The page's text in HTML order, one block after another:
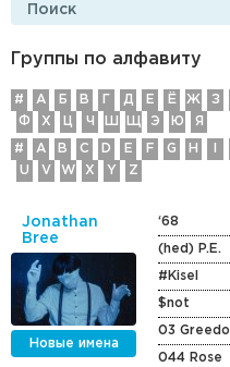
Группы по алфавиту
# А Б В Г Д E Ё Ж З
Ф
Х Ц Ч Ш Щ Э Ю Я
# A B C D E F G H
U
V W X Y Z
Jonathan
Bree
Новые имена
‘68
(hed) P.E.
#Kisel
$not
03 Greedo
044 Rose